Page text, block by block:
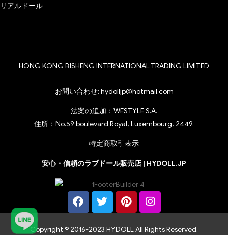
リアルドール
HONG KONG BISHENG INTERNATIONAL TRADING LIMITED
お問い合わせ: hydolljp@hotmail.com
法案の追加：WESTYLE S.A.
住所：No.59 boulevard Royal, Luxembourg, 2449.
特定商取引表示
安心・信頼のラブドール販売店 | HYDOLL.JP
Copyright © 2016-2023 HYDOLL All Rights Reserved.